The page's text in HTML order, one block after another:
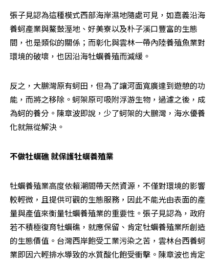
張子見認為這種模式西部海岸濕地隨處可見，如嘉義沿海
養蚵產業與鰲鼓溼地、好美寮以及朴子溪口豐富的生態
間，也是類似的關係；而彰化與雲林一帶內陸養殖魚業對
環境的破壞，也因沿海牡蠣養殖而減緩。
反之，大鵬灣原有蚵田，但為了讓河面寬廣達到遊憩的功
能，而將之移除。蚵架原可吸附浮游生物，過濾之後，成
為蚵的養分。陳章波即說，少了蚵架的大鵬灣，海水優養
化就無從解決。
不做牡蠣礁 就保護牡蠣養殖業
牡蠣養殖業高度依賴潮間帶天然資源，不僅對環境的影響
較輕微，且提供可觀的生態服務，因此不能光由表面的產
量與產值來衡量牡蠣養殖業的重要性。張子見認為，政府
若不積極復育牡蠣礁，就應保留、肯定牡蠣養殖業所創造
的生態價值。台灣西岸飽受工業污染之苦，雲林台西養蚵
業即因六輕排水導致的水質酸化飽受衝擊。陳章波也肯定